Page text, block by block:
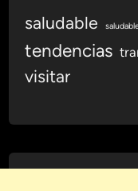
saludable
tendencias
visitar